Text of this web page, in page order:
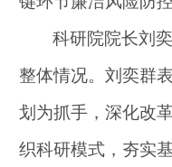
科研院院长刘
整体情况。刘奕群
划为抓手，深化改
织科研模式，夯实